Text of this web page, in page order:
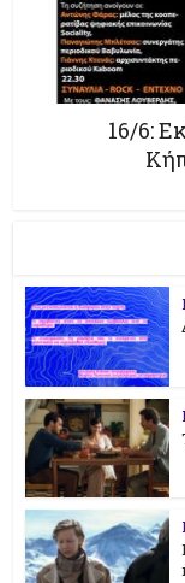
16/6: